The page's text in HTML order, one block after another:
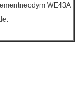
WE43A